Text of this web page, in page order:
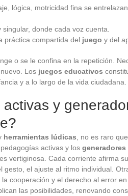
lógica, motricidad fina se
singular, donde cada voz cuenta.
práctica compartida del juego y del
o se le confina en la repetición.
Los juegos educativos
y a lo largo de la vida ciudadana.
y
herramientas lúdicas , no es raro
activas y los
vertiginosa. Cada corriente afirma su
el ajuste al ritmo individual.
cooperación y el derecho al error en
las posibilidades, renovando